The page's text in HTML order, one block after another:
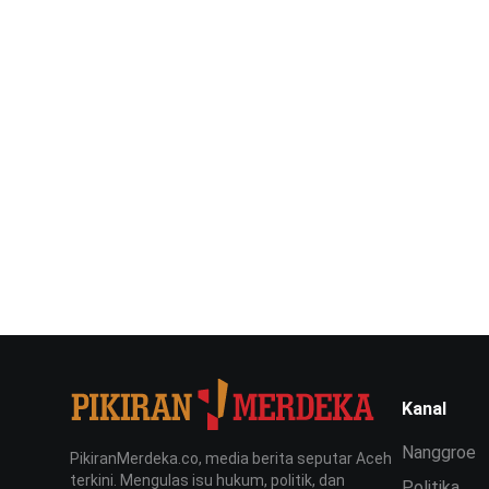
PikiranMerdeka.co, media berita seputar Aceh
terkini. Mengulas isu hukum, politik, dan
Kanal
Nanggroe